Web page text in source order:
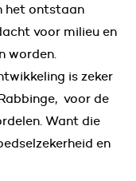
het ontstaan
voor milieu en
worden.
is zeker
voor de
Want die
en